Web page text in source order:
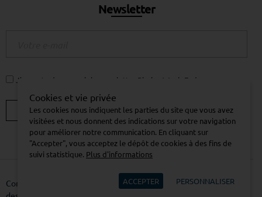
Newsletter
J'accepte de recevoir la newsletter Piscine Week-End.
Contactez-nous Mentions légales
Charte pour la protection
Cookies et vie privée
Les cookies nous indiquent les parties du site que vous avez
visitées et nous donnent des indications sur votre navigation
pour améliorer notre communication. En cliquant sur
"Accepter", vous acceptez le dépôt de cookies à des fins de
suivi statistique. Plus d'informations
ACCEPTER PERSONNALISER